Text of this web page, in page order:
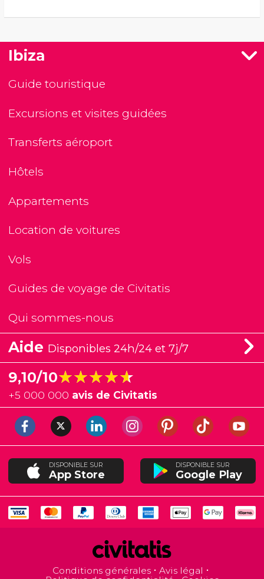
Ibiza
Guide touristique
Excursions et visites guidées
Transferts aéroport
Hôtels
Appartements
Location de voitures
Vols
Guides de voyage de Civitatis
Qui sommes-nous
Aide Disponibles 24h/24 et 7j/7
9,10/10★★★★★
★★★★★
+5 000 000 avis de Civitatis
DISPONIBLE SUR
App Store
DISPONIBLE SUR
Google Play
Conditions générales
Avis légal